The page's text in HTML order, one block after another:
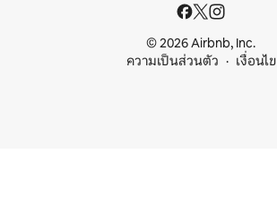
© 2026 Airbnb, Inc.
ความเป็นส่วนตัว
เงื่อนไข